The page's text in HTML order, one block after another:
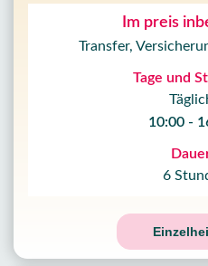
Im preis
Transfer,
Tage und
10:00 -
6